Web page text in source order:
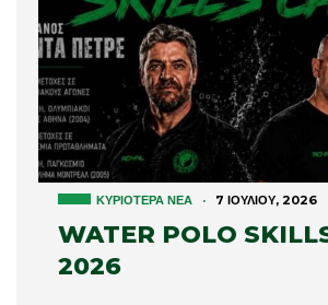
ΚΥΡΙΌΤΕΡΑ ΝΈΑ · 7 ΙΟΥΛΊΟΥ, 2026
WATER POLO
2026